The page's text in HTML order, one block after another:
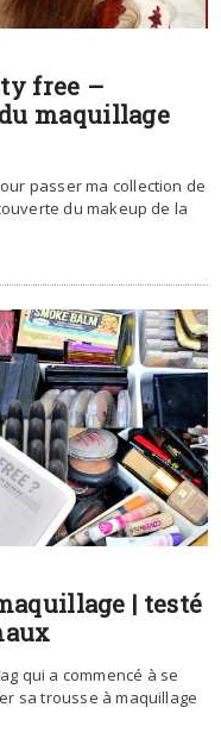
free –
maquillage
passer ma collection de
du makeup de la
| testé
qui a commencé à se
sa trousse à maquillage